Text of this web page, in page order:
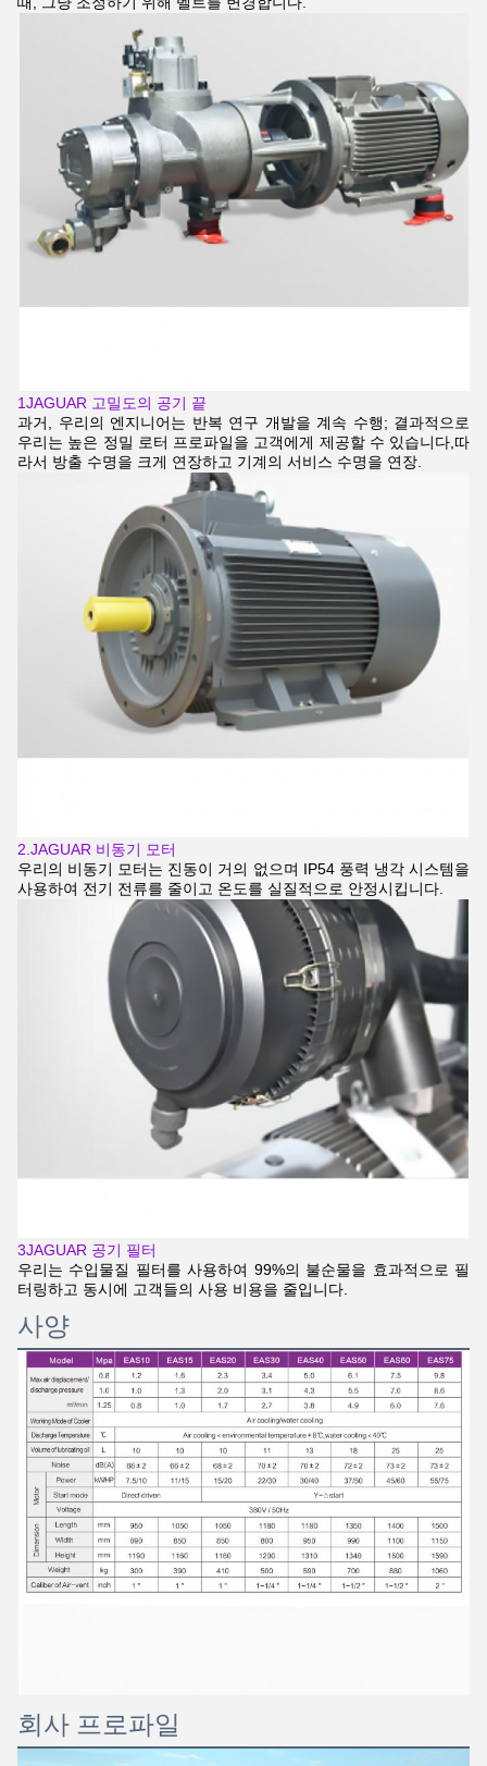
1JAGUAR 고밀도의 공기 끝
과거, 우리의 엔지니어는 반복 연구 개발을 계속 수행; 결과적으로
우리는 높은 정밀 로터 프로파일을 고객에게 제공할 수 있습니다,따
라서 방출 수명을 크게 연장하고 기계의 서비스 수명을 연장.
2. JAGUAR 비동기 모터
우리의 비동기 모터는 진동이 거의 없으며 IP54 풍력 냉각 시스템을
사용하여 전기 전류를 줄이고 온도를 실질적으로 안정시킵니다.
3JAGUAR 공기 필터
우리는 수입물질 필터를 사용하여 99%의 불순물을 효과적으로 필
터링하고 동시에 고객들의 사용 비용을 줄입니다.
사양
회사 프로파일